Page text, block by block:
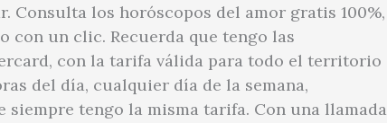
Consulta los horóscopos del amor gratis 100%,
con un clic. Recuerda que tengo las
con la tarifa válida para todo el territorio
del día, cualquier día de la semana,
tengo la misma tarifa. Con una llamada